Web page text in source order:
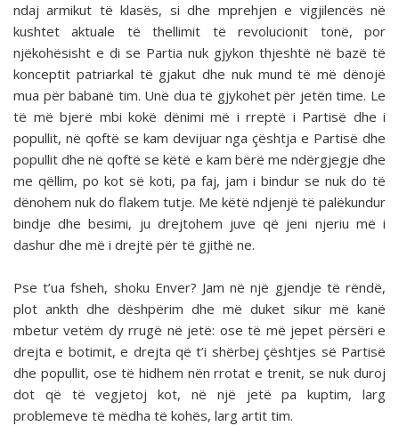
ndaj armikut të klasës, si dhe mprehjen e vigjilencës në
kushtet aktuale të thellimit të revolucionit tonë, por
njëkohësisht e di se Partia nuk gjykon thjeshtë në bazë të
konceptit patriarkal të gjakut dhe nuk mund të më dënojë
mua për babanë tim. Unë dua të gjykohet për jetën time. Le
të më bjerë mbi kokë dënimi më i rreptë i Partisë dhe i
popullit, në qoftë se kam devijuar nga çështja e Partisë dhe
popullit dhe në qoftë se këtë e kam bërë me ndërgjegje dhe
me qëllim, po kot së koti, pa faj, jam i bindur se nuk do të
dënohem nuk do flakem tutje. Me këtë ndjenjë të palëkundur
bindje dhe besimi, ju drejtohem juve që jeni njeriu më i
dashur dhe më i drejtë për të gjithë ne.
Pse t’ua fsheh, shoku Enver? Jam në një gjendje të rëndë,
plot ankth dhe dëshpërim dhe më duket sikur më kanë
mbetur vetëm dy rrugë në jetë: ose të më jepet përsëri e
drejta e botimit, e drejta që t’i shërbej çështjes së Partisë
dhe popullit, ose të hidhem nën rrotat e trenit, se nuk duroj
dot që të vegjetoj kot, në një jetë pa kuptim, larg
problemeve të mëdha të kohës, larg artit tim.